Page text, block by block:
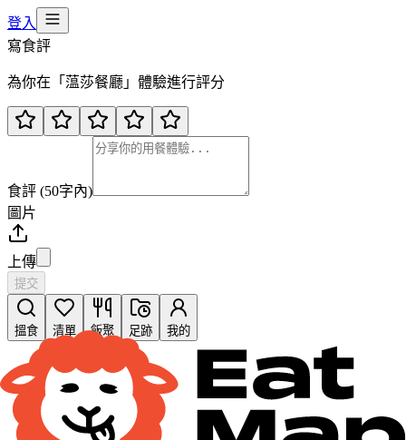
登入
寫食評
為你在「 蕰莎餐廳 」體驗進行評分
食評 (50字內)
圖片
上傳
提交
搵食 清單 飯聚 足跡 我的